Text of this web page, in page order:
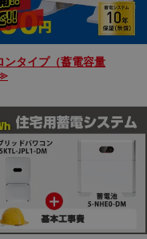
ンタイプ（蓄電容量